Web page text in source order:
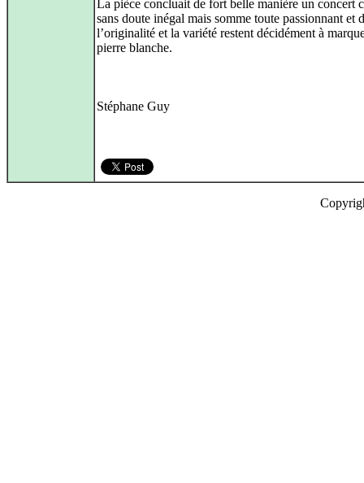
La pièce concluait de fort belle manière un concert
sans doute inégal mais somme toute passionnant et
l’originalité et la variété restent décidément à
pierre blanche.
Stéphane Guy